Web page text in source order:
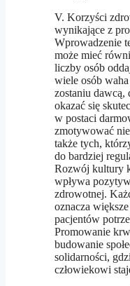
V. Korzyści
wynikające z
Wprowadzenie
może mieć
liczby osób
wiele osób
zostaniu dawcą,
okazać się
w postaci
zmotywować
także tych,
do bardziej
Rozwój kultury
wpływa
zdrowotnej.
oznacza
pacjentów
Promowanie
budowanie
solidarności,
człowiekowi